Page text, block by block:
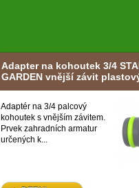
Adapter na kohoutek 3/4
GARDEN vnější závit
Adaptér na 3/4 palcový
kohoutek s vnějším závitem.
Prvek zahradních armatur
určených k...